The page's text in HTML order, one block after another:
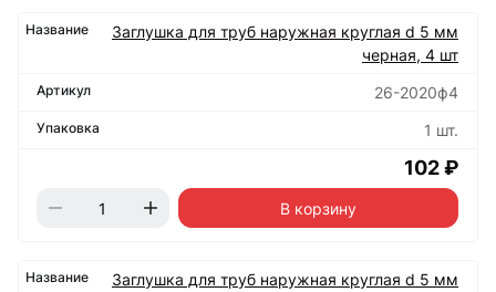
Заглушка для труб наружная круглая d 5 мм
черная, 4 шт
26-2020ф4
1 шт.
102 ₽
В корзину
Заглушка для труб наружная круглая d 5 мм